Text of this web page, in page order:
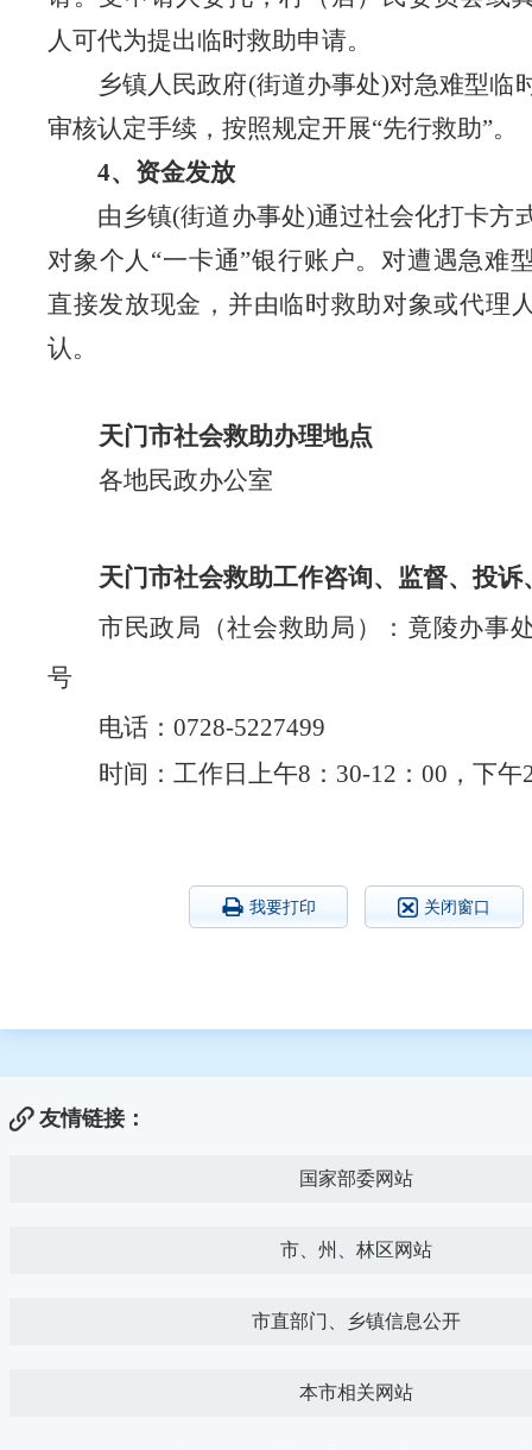
人可代为提出临时救助申请。
乡镇人民政府(街道办事处)对急难型临
审核认定手续，按照规定开展“先行救助”。
4、 资金发放
由乡镇(街道办事处)通过社会化打卡方
对象个人“一卡通”银行账户。对遭遇急难
直接发放现金，并由临时救助对象或代理
认。
天门市社会救助办理地点
各地民政办公室
天门市社会救助工作咨询、 监督、投诉
市民政局（社会救助局 ）
：竟陵办事
号
电话 ： 0728-5227499
时间： 工作日上午8： 30-12：00，下午
我要打印 关闭窗口
友情链接：
国家部委网站
市、州、林区网站
市直部门、乡镇信息公开
本市相关网站